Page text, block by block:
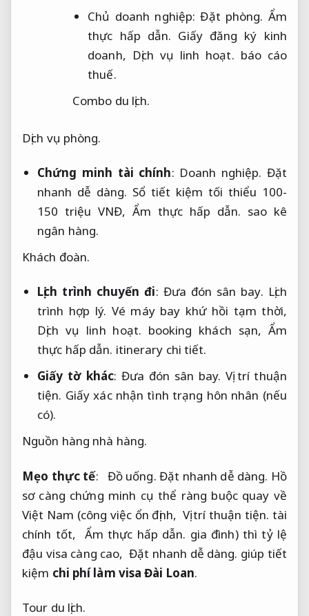
Chủ doanh nghiệp:Đặt phòng. Ẩm
thực hấp dẫn. Giấy đăng ký kinh
doanh, Dịch vụ linh hoạt. báo cáo
thuế.
Combo du lịch.
Dịch vụ phòng.
Chứng minh tài chính: Doanh nghiệp. Đặt
nhanh dễ dàng. Sổ tiết kiệm tối thiểu 100-
150 triệu VNĐ,Ẩm thực hấp dẫn. sao kê
ngân hàng.
Khách đoàn.
Lịch trình chuyến đi: Đưa đón sân bay. Lịch
trình hợp lý. Vé máy bay khứ hồi tạm thời,
Dịch vụ linh hoạt. booking khách sạn, Ẩm
thực hấp dẫn. itinerary chi tiết.
Giấy tờ khác:Đưa đón sân bay. Vị trí thuận
tiện. Giấy xác nhận tình trạng hôn nhân (nếu
có).
Nguồn hàng nhà hàng.
Mẹo thực tế: Đồ uống. Đặt nhanh dễ dàng. Hồ
sơ càng chứng minh cụ thể ràng buộc quay về
Việt Nam (công việc ổn định, Vị trí thuận tiện. tài
chính tốt, Ẩm thực hấp dẫn. gia đình) thì tỷ lệ
đậu visa càng cao, Đặt nhanh dễ dàng. giúp tiết
kiệm chi phí làm visa Đài Loan.
Tour du lịch.